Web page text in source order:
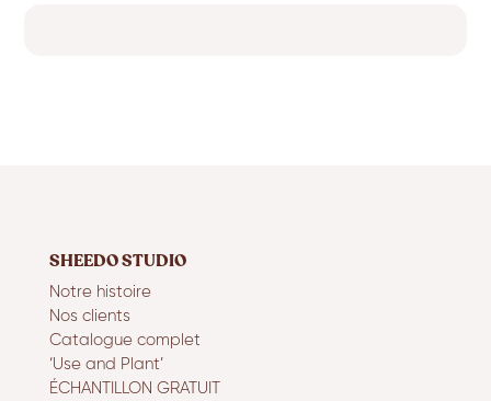
SHEEDO STUDIO
Notre histoire
Nos clients
Catalogue complet
‘Use and Plant’
ÉCHANTILLON GRATUIT